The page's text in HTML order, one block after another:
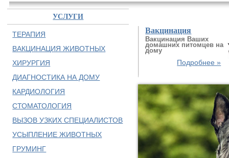
Вакцинация
Вакцинация Ваших
домашних питомцев на
дому
Подробнее »
УСЛУГИ
ТЕРАПИЯ
ВАКЦИНАЦИЯ ЖИВОТНЫХ
ХИРУРГИЯ
ДИАГНОСТИКА НА ДОМУ
КАРДИОЛОГИЯ
СТОМАТОЛОГИЯ
ВЫЗОВ УЗКИХ СПЕЦИАЛИСТОВ
УСЫПЛЕНИЕ ЖИВОТНЫХ
ГРУМИНГ